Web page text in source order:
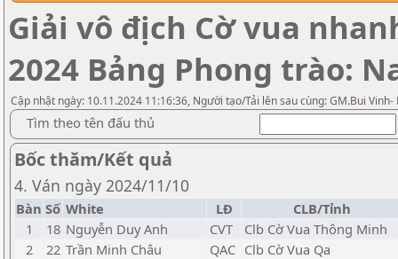
Giải vô địch Cờ vua
2024 Bảng Phong trào:
Cập nhật ngày: 10.11.2024 11:16:36, Người tạo/Tải lên sau cùng: GM.Bui
Tìm theo tên đấu thủ
Bốc thăm/Kết quả
4. Ván ngày 2024/11/10
Bàn Số White LĐ
CLB/Tỉnh
1
18 Nguyễn Duy Anh CVT
Clb Cờ Vua Thông Minh
2
22 Trần Minh Châu QAC Clb Cờ Vua Qa